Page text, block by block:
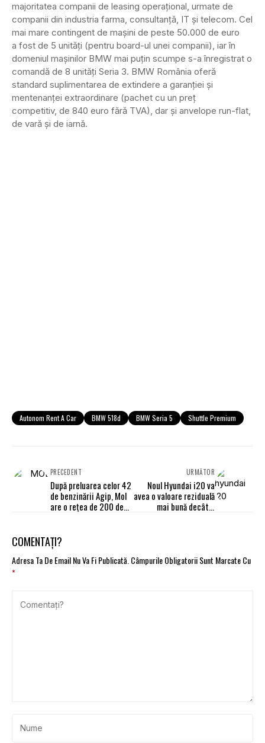
majoritatea companii de leasing operațional, urmate de
companii din industria farma, consultanță, IT și telecom. Cel
mai mare contingent de mașini de peste 50.000 de euro
a fost de 5 unități (pentru board-ul unei companii), iar în
domeniul mașinilor BMW mai puțin scumpe s-a înregistrat o
comandă de 8 unități Seria 3. BMW România oferă
standard suplimentarea de extindere a garanției și
mentenanței extraordinare (pachet cu un preț
competitiv, de 840 euro fără TVA), dar și anvelope run-flat,
de vară și de iarnă.
Autonom Rent A Car BMW 518d BMW Seria 5 Shuttle Premium
PRECEDENT
După preluarea celor 42
de benzinării Agip, Mol
are o reţea de 200 de
URMĂTOR
Noul Hyundai i20 va
avea o valoare reziduală
mai bună decât a
COMENTAȚI?
Adresa Ta De Email Nu Va Fi Publicată.Câmpurile Obligatorii Sunt Marcate Cu
*